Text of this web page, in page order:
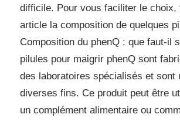
difficile. Pour vous faciliter le choix,
article la composition de quelques
Composition du phenQ : que faut-il
pilules pour maigrir phenQ sont
des laboratoires spécialisés et sont
diverses fins. Ce produit peut être
un complément alimentaire ou